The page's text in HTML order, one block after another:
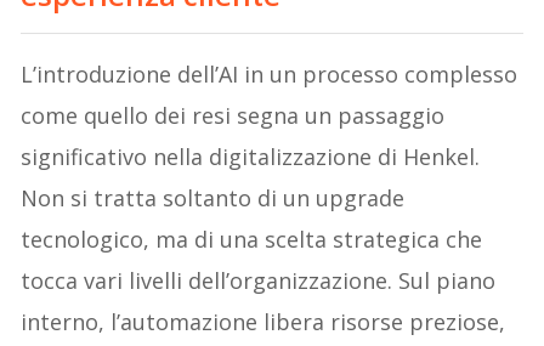
L’introduzione dell’AI in un processo complesso
come quello dei resi segna un passaggio
significativo nella digitalizzazione di Henkel.
Non si tratta soltanto di un upgrade
tecnologico, ma di una scelta strategica che
tocca vari livelli dell’organizzazione. Sul piano
interno, l’automazione libera risorse preziose,